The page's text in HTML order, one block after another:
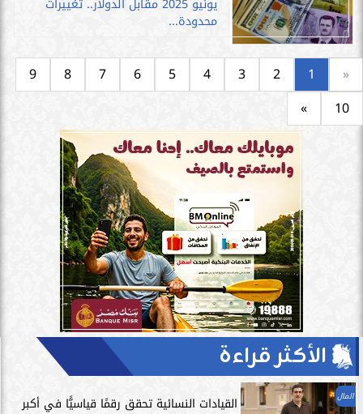
محدودة...
«
1
2
3
4
5
6
7
8
9
10
»
الأكثر قراءة
المال
القيادات النسائية تحقق رقمًا قياسيًّا في أكبر